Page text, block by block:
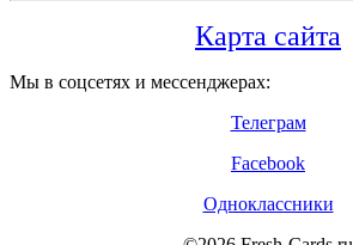
Карта сайта
Мы в соцсетях и мессенджерах:
Телеграм
Facebook
Одноклассники